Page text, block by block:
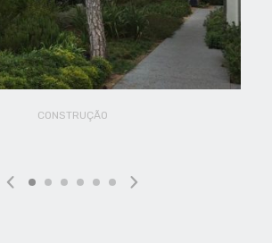
CONSTRUÇÃO